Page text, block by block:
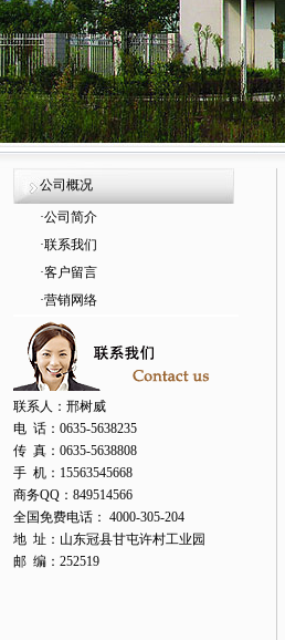
公司概况
·公司简介
·联系我们
·客户留言
·营销网络
联系人：邢树威
电 话：0635-5638235
传 真：0635-5638808
手 机：15563545668
商务QQ：849514566
全国免费电话： 4000-305-204
地 址：山东冠县甘屯许村工业园
邮 编：252519